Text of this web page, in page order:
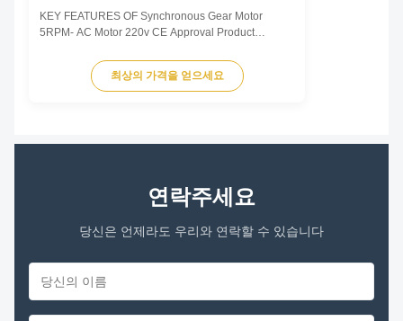
KEY FEATURES OF Synchronous Gear Motor
5RPM- AC Motor 220v CE Approval Product
Ball Bearing Long service life Reliability of
operation Synchronous Motor and reducer into one
최상의 가격을 얻으세요
연락주세요
당신은 언제라도 우리와 연락할 수 있습니다